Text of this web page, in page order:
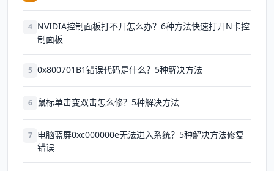
4 NVIDIA控制面板打不开怎么办？6种方法快速打开N卡控
制面板
5 0x800701B1错误代码是什么？5种解决方法
6 鼠标单击变双击怎么修？5种解决方法
7 电脑蓝屏0xc000000e无法进入系统？5种解决方法修复
错误